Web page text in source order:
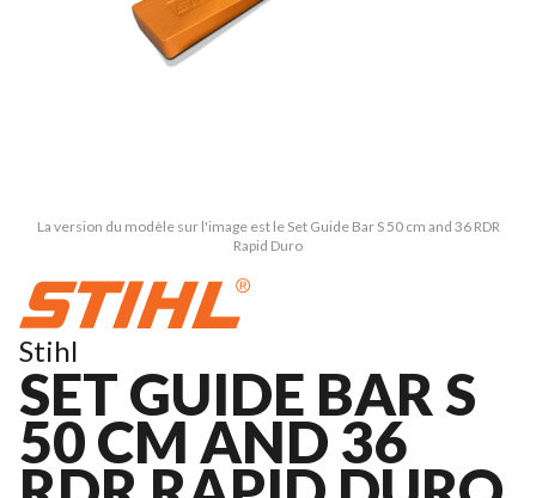
La version du modèle sur l'image est le Set Guide Bar S 50 cm and 36 RDR
Rapid Duro
Stihl
SET GUIDE BAR S
50 CM AND 36